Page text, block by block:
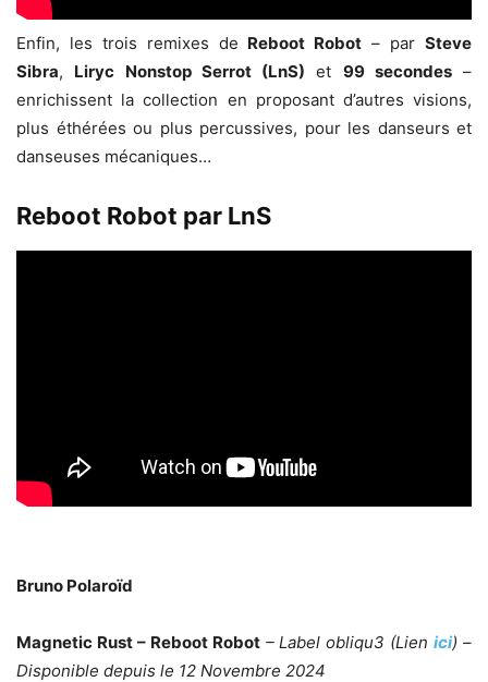
Enfin, les trois remixes de Reboot Robot – parSteve
Sibra, Liryc Nonstop Serrot (LnS) et 99 secondes–
enrichissent la collection en proposant d’autres visions,
plus éthérées ou plus percussives, pour les danseurs et
danseuses mécaniques…
Reboot Robot par LnS
Bruno Polaroïd
Magnetic Rust – Reboot Robot – Label obliqu3 (Lienici) –
Disponible depuis le 12 Novembre 2024